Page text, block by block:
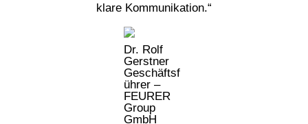
klare Kommunikation.“
Dr. Rolf
Gerstner
Geschäftsf
ührer –
FEURER
Group
GmbH